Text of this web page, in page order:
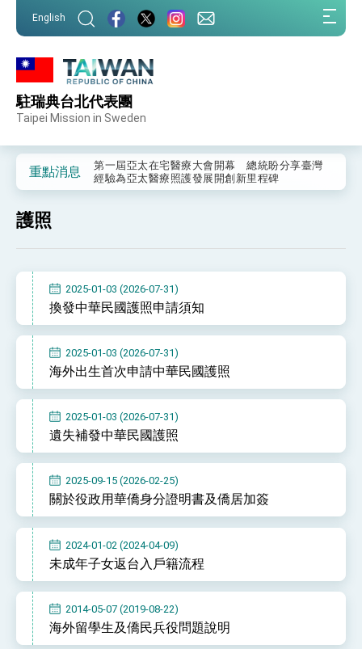
English
駐瑞典台北代表團
Taipei Mission in Sweden
重點消息
外交部重要言論
事處」，進一步深化台美交流合作
第一屆亞太在宅醫療大會開幕 總統盼分享臺灣
經驗為亞太醫療照護發展開創新里程碑
訪問
總統與五院院長新春茶敘 盼化分歧為團結、為
國家邁出合作第一步
總統農曆春節談話
台美貿易協議完成簽署達成6大目標、創5大歷史
性突破 總統強調將以3大面向加速臺灣經濟轉型
臺美簽署「對等貿易協定」確立對等關稅15%且不
總統接受「法新社」（AFP）專訪內容
外交部長林佳龍於《外交事務》撰文指出：自由
外交部長林佳龍出席《台灣光華雜誌》50週年慶
「見證蛻變，分享世界的光華」開幕式，期許數
位轉 型迎向下個50年
總統主持「台美經濟繁榮夥伴對話」記者會 說
領 下一個世代的繁榮
外交部長林佳龍接受印尼「時代雜誌」專訪，闡
述印太安全局勢，籲深化台印尼半導體供應鏈合
作
外交部長林佳龍午宴歡迎美國聯邦參議員蓋耶哥
外交部長林佳龍接見美國智庫「德國馬歇爾基金
會」訪問團一行，深化跨大西洋戰略夥伴關係
護照
2025-01-03 (2026-07-31)
換發中華民國護照申請須知
2025-01-03 (2026-07-31)
海外出生首次申請中華民國護照
2025-01-03 (2026-07-31)
遺失補發中華民國護照
2025-09-15 (2026-02-25)
關於役政用華僑身分證明書及僑居加簽
2024-01-02 (2024-04-09)
未成年子女返台入戶籍流程
2014-05-07 (2019-08-22)
海外留學生及僑民兵役問題說明